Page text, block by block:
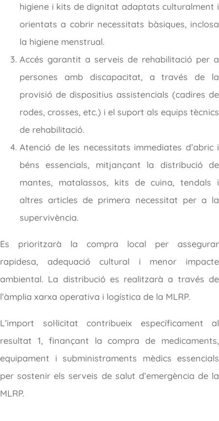
higiene i kits de dignitat adaptats culturalment i
orientats a cobrir necessitats bàsiques, inclosa
la higiene menstrual.
Accés garantit a serveis de rehabilitació per a
persones amb discapacitat, a través de la
provisió de dispositius assistencials (cadires de
rodes, crosses, etc.) i el suport als equips tècnics
de rehabilitació.
Atenció de les necessitats immediates d’abric i
béns essencials, mitjançant la distribució de
mantes, matalassos, kits de cuina, tendals i
altres articles de primera necessitat per a la
supervivència.
Es prioritzarà la compra local per assegurar
rapidesa, adequació cultural i menor impacte
ambiental. La distribució es realitzarà a través de
l’àmplia xarxa operativa i logística de la MLRP.
L’import sol·licitat contribueix específicament al
resultat 1, finançant la compra de medicaments,
equipament i subministraments mèdics essencials
per sostenir els serveis de salut d’emergència de la
MLRP.